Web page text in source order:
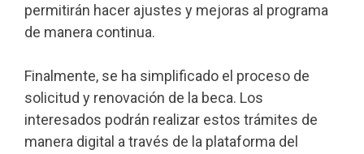
permitirán hacer ajustes y mejoras al programa
de manera continua.
Finalmente, se ha simplificado el proceso de
solicitud y renovación de la beca. Los
interesados podrán realizar estos trámites de
manera digital a través de la plataforma del